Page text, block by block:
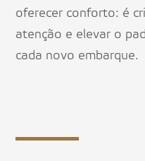
oferecer conforto: é
atenção e elevar o
cada novo embarque.